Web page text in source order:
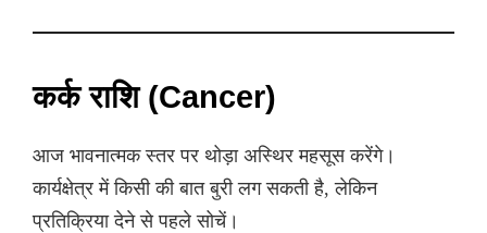
कर्क राशि (Cancer)
आज भावनात्मक स्तर पर थोड़ा अस्थिर महसूस करेंगे।
कार्यक्षेत्र में किसी की बात बुरी लग सकती है, लेकिन
प्रतिक्रिया देने से पहले सोचें।